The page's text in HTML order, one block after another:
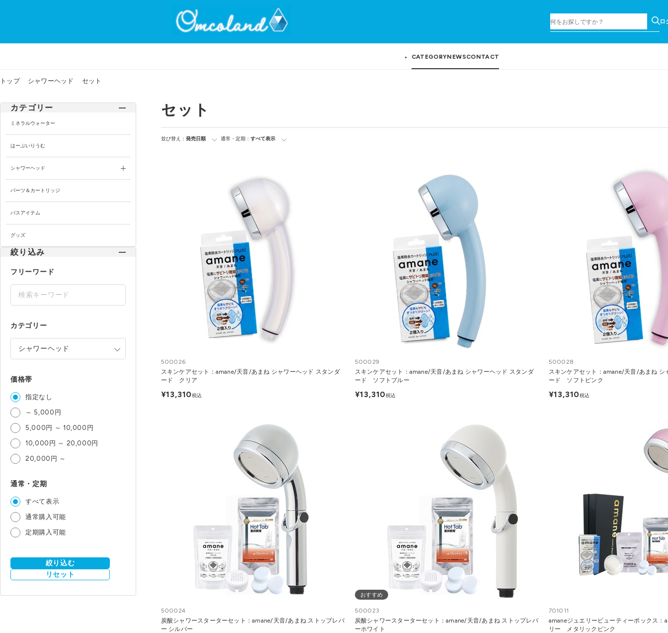
ロ
CATEGORYNEWSCONTACT
トップ シャワーヘッド セット
カテゴリー
ミネラルウォーター
はーぶいりうむ
シャワーヘッド
パーツ＆カートリッジ
バスアイテム
グッズ
絞り込み
フリーワード
カテゴリー
価格帯
指定なし
～ 5,000円
5,000円 ～ 10,000円
10,000円 ～ 20,000円
20,000円 ～
通常・定期
すべて表示
通常購入可能
定期購入可能
絞り込む
リセット
セット
並び替え： 発売日順 通常・定期： すべて表示
500026
スキンケアセット：amane/天音/あまね シャワーヘッド スタンダ
ード クリア
¥13,310税込
500029
スキンケアセット：amane/天音/あまね シャワーヘッド スタンダ
ード ソフトブルー
¥13,310税込
500028
スキンケアセット：amane/天音/あまね シ
ード ソフトピンク
¥13,310税込
500024
炭酸シャワースターターセット：amane/天音/あまね ストップレバ
ー シルバー
おすすめ
500023
炭酸シャワースターターセット：amane/天音/あまね ストップレバ
ーホワイト
701011
amaneジュエリービューティーボックス
リー メタリックピンク